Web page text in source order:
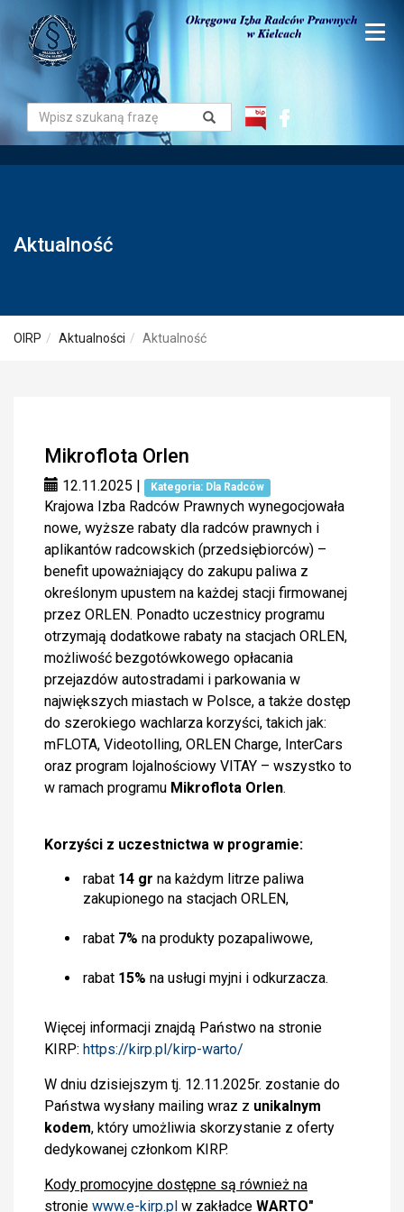
Aktualność
OIRP Aktualności Aktualność
Mikroflota Orlen
12.11.2025 | Kategoria: Dla Radców
Krajowa Izba Radców Prawnych wynegocjowała
nowe, wyższe rabaty dla radców prawnych i
aplikantów radcowskich (przedsiębiorców) –
benefit upoważniający do zakupu paliwa z
określonym upustem na każdej stacji firmowanej
przez ORLEN. Ponadto uczestnicy programu
otrzymają dodatkowe rabaty na stacjach ORLEN,
możliwość bezgotówkowego opłacania
przejazdów autostradami i parkowania w
największych miastach w Polsce, a także dostęp
do szerokiego wachlarza korzyści, takich jak:
mFLOTA, Videotolling, ORLEN Charge, InterCars
oraz program lojalnościowy VITAY – wszystko to
w ramach programu Mikroflota Orlen.
Korzyści z uczestnictwa w programie:
rabat 14 gr na każdym litrze paliwa
zakupionego na stacjach ORLEN,
rabat 7% na produkty pozapaliwowe,
rabat 15% na usługi myjni i odkurzacza.
Więcej informacji znajdą Państwo na stronie
KIRP: https://kirp.pl/kirp-warto/
W dniu dzisiejszym tj. 12.11.2025r. zostanie do
Państwa wysłany mailing wraz z unikalnym
kodem, który umożliwia skorzystanie z oferty
dedykowanej członkom KIRP.
Kody promocyjne dostępne są również na
stronie www.e-kirp.pl w zakładce WARTO"